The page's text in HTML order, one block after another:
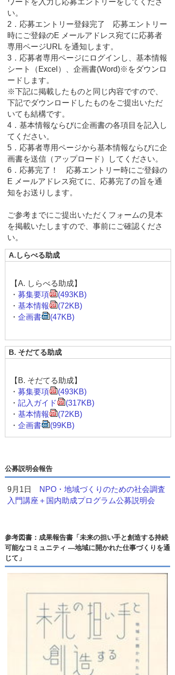
ワードを入力し応募エントリーをしてくださ
い。
2．応募エントリー登録完了 応募エントリー
時にご登録のE メールアドレス宛てに応募者
専用ページURL を通知します。
3．応募者専用ページにログインし、基本情報
シート（Excel）、企画書(Word)※をダウンロ
ードします。
※下記に掲載したものと同じ内容ですので、
下記でダウンロードしたものをご提出いただ
いても結構です。
4．基本情報ならびに企画書の各項目を記入し
てください。
5．応募者専用ページから基本情報ならびに企
画書を送信（アップロード）してください。
6．応募完了！ 応募エントリー時にご登録の
E メールアドレス宛てに、応募完了の旨を通
知をお送りします。
ご参考までにご提出いただくフォームの見本
を掲載いたしますので、事前にご確認くださ
い。
A.しらべる助成
【A. しらべる助成】
・ 募集要項
(493KB)
・ 基本情報
(72KB)
・ 企画書 (47KB)
B. そだてる助成
【B. そだてる助成】
・ 募集要項
(493KB)
・ 記入ガイド
(317KB)
・ 基本情報
(72KB)
・ 企画書 (99KB)
公募説明会報告
9月1日
NPO・地域づくりのための社会調査
入門講座＋国内助成プログラム公募説明会
参考図書：成果報告書「未来の担い手と創造する持続
可能なコミュニティ ―地域に開かれた仕事づくりを通
じて」